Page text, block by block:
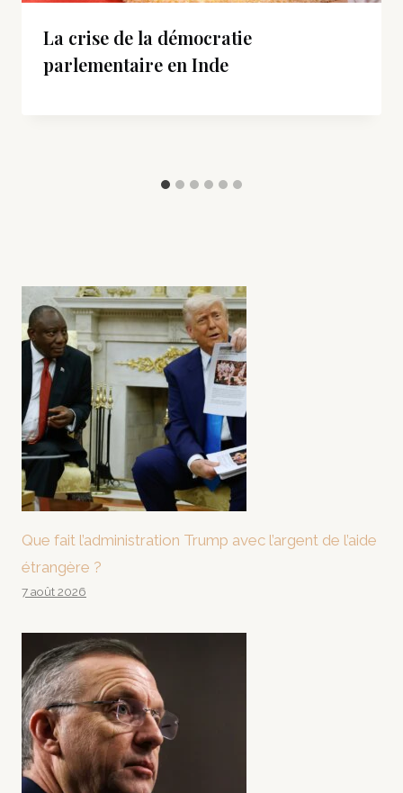
La crise de la démocratie
parlementaire en Inde
Que fait l’administration Trump avec l’argent de l’aide
étrangère ?
7 août 2026